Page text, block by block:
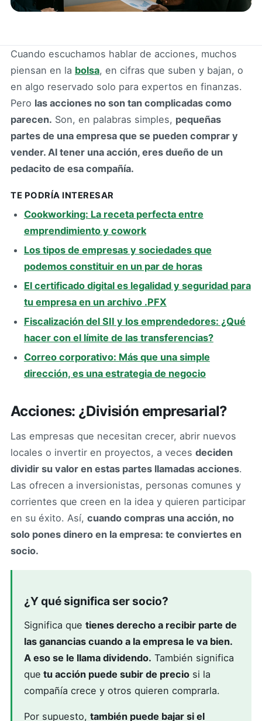
Cuando escuchamos hablar de acciones, muchos
piensan en la bolsa, en cifras que suben y bajan, o
en algo reservado solo para expertos en finanzas.
Pero las acciones no son tan complicadas como
parecen. Son, en palabras simples, pequeñas
partes de una empresa que se pueden comprar y
vender. Al tener una acción, eres dueño de un
pedacito de esa compañía.
TE PODRÍA INTERESAR
Cookworking: La receta perfecta entre
emprendimiento y cowork
Los tipos de empresas y sociedades que
podemos constituir en un par de horas
El certificado digital es legalidad y seguridad para
tu empresa en un archivo .PFX
Fiscalización del SII y los emprendedores: ¿Qué
hacer con el límite de las transferencias?
Correo corporativo: Más que una simple
dirección, es una estrategia de negocio
Acciones: ¿División empresarial?
Las empresas que necesitan crecer, abrir nuevos
locales o invertir en proyectos, a veces deciden
dividir su valor en estas partes llamadas acciones.
Las ofrecen a inversionistas, personas comunes y
corrientes que creen en la idea y quieren participar
en su éxito. Así, cuando compras una acción, no
solo pones dinero en la empresa: te conviertes en
socio.
¿Y qué significa ser socio?
Significa que tienes derecho a recibir parte de
las ganancias cuando a la empresa le va bien.
A eso se le llama dividendo. También significa
que tu acción puede subir de preciosi la
compañía crece y otros quieren comprarla.
Por supuesto, también puede bajar si el